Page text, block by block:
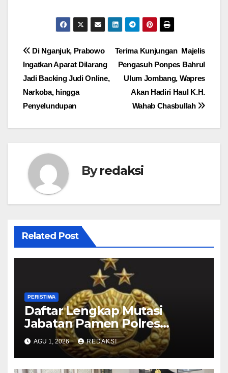
Navigasi
pos
Terima Kunjungan Majelis
Pengasuh Ponpes Bahrul
Ulum Jombang, Wapres
Akan Hadiri Haul K.H.
Wahab Chasbullah
Di Nganjuk, Prabowo
Ingatkan Aparat Dilarang
Jadi Backing Judi Online,
Narkoba, hingga
Penyelundupan
Byredaksi
Related Post
PERISTIWA
Daftar Lengkap Mutasi
Jabatan Pamen Polres
Jajaran Polda Jatim 2026
AGU 1, 2026 REDAKSI